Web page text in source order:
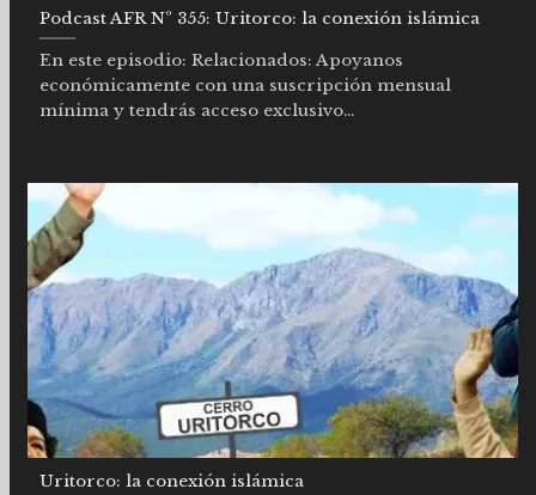
Podcast AFR Nº 355: Uritorco: la conexión islámica
En este episodio: Relacionados: Apoyanos
económicamente con una suscripción mensual
mínima y tendrás acceso exclusivo...
Uritorco: la conexión islámica